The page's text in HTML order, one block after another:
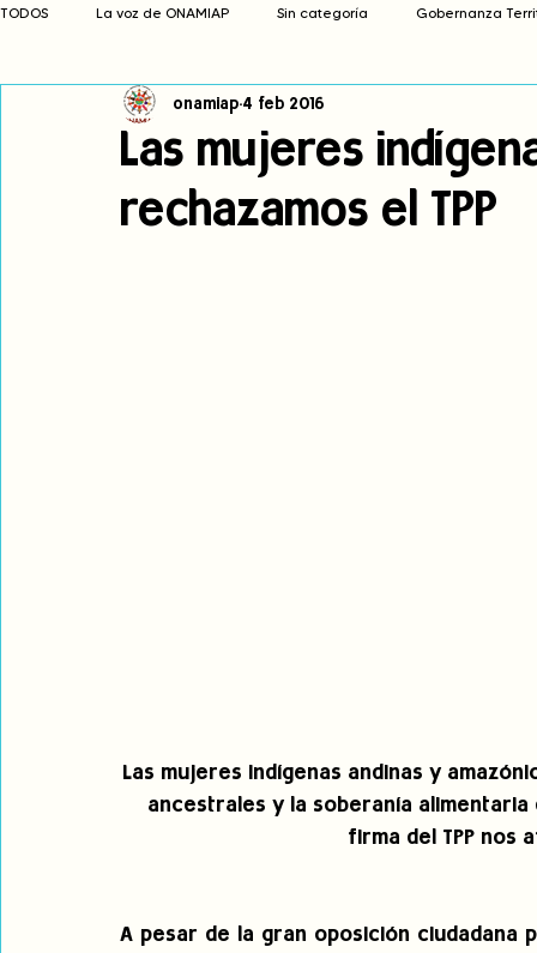
TODOS La voz de ONAMIAP Sin categoría Gobernanza
Cambio climático Navegador indígena
Pronunciamientos Observatorio de consulta previa
Las mujeres
rechazamos el TPP
onamiap 4 feb 2016
Las mujeres indígenas andinas y
ancestrales y la soberanía
firma del TPP nos
A pesar de la gran oposición ciudadana